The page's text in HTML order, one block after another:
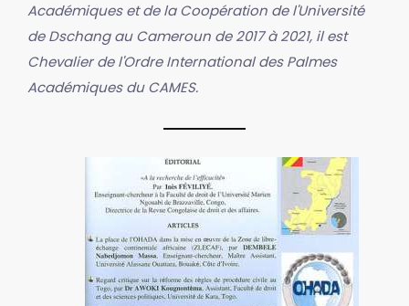
Académiques et de la Coopération de l'Université
de Dschang au Cameroun de 2017 à 2021, il est
Chevalier de l'Ordre International des Palmes
Académiques du CAMES.